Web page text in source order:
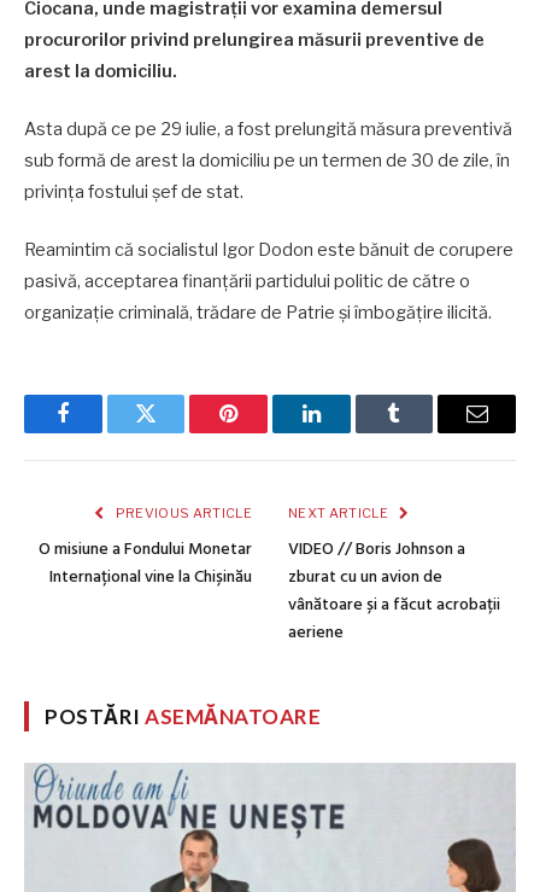
Ciocana, unde magistrații vor examina demersul
procurorilor privind prelungirea măsurii preventive de
arest la domiciliu.
Asta după ce pe 29 iulie, a fost prelungită măsura preventivă
sub formă de arest la domiciliu pe un termen de 30 de zile, în
privința fostului șef de stat.
Reamintim că socialistul Igor Dodon este bănuit de corupere
pasivă, acceptarea finanțării partidului politic de către o
organizație criminală, trădare de Patrie și îmbogățire ilicită.
FacebookTwitter Pinterest LinkedInTumblr Email
PREVIOUS ARTICLE
O misiune a Fondului Monetar
Internațional vine la Chișinău
NEXT ARTICLE
VIDEO // Boris Johnson a
zburat cu un avion de
vânătoare și a făcut acrobații
aeriene
POSTĂRIASEMĂNATOARE